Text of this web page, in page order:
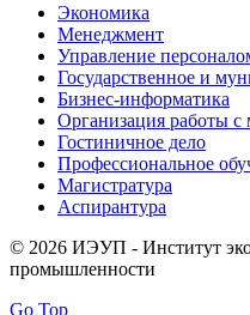
Экономика
Менеджмент
Управление
Государственное и
Бизнес-информатика
Организация работы
Гостиничное дело
Профессиональное
Магистратура
Аспирантура
© 2026 ИЭУП - Институт
промышленности
Go Top